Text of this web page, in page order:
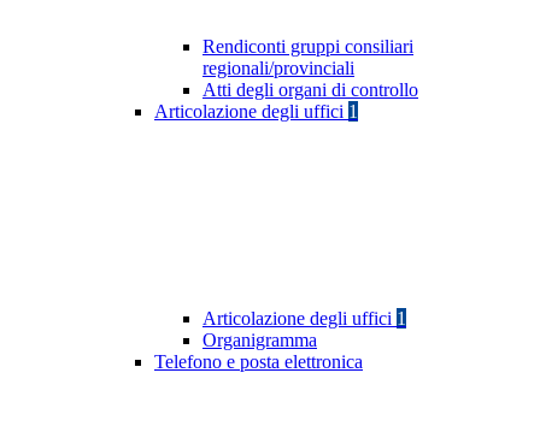
Rendiconti gruppi consiliari
regionali/provinciali
Atti degli organi di controllo
Articolazione degli uffici 1
Articolazione degli uffici 1
Organigramma
Telefono e posta elettronica